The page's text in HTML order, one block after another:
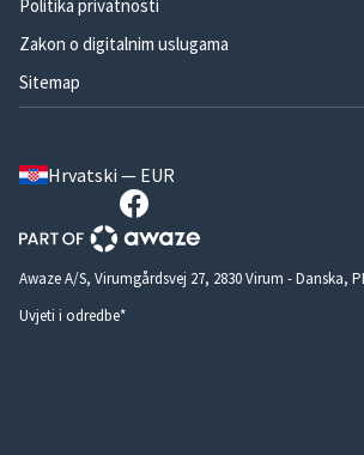
Politika privatnosti
Zakon o digitalnim uslugama
Sitemap
Hrvatski — EUR
Awaze A/S, Virumgårdsvej 27, 2830 Virum - Danska,
Uvjeti i odredbe*